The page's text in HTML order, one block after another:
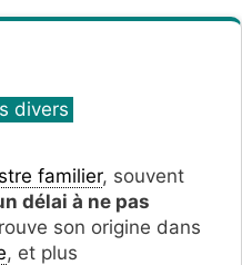
divers
familier, souvent
délai à ne pas
son origine dans
, et plus